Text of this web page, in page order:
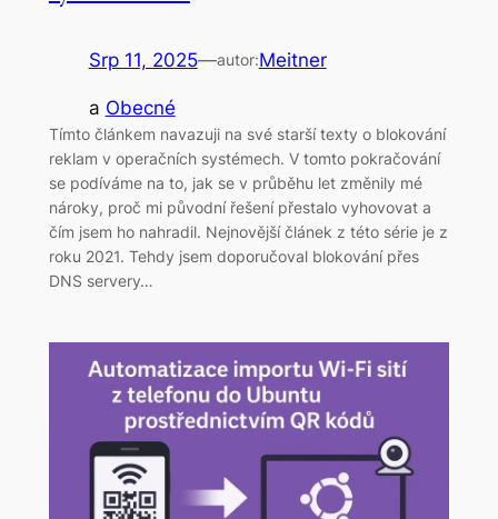
Srp 11, 2025—autor:Meitner
a Obecné
Tímto článkem navazuji na své starší texty o blokování
reklam v operačních systémech. V tomto pokračování
se podíváme na to, jak se v průběhu let změnily mé
nároky, proč mi původní řešení přestalo vyhovovat a
čím jsem ho nahradil. Nejnovější článek z této série je z
roku 2021. Tehdy jsem doporučoval blokování přes
DNS servery…